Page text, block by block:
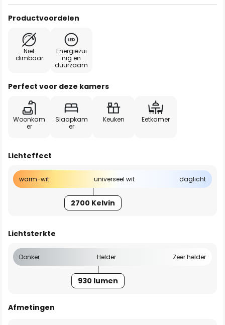
Productvoordelen
Niet
dimbaar
Energiezui
nig en
duurzaam
Perfect voor deze kamers
Woonkam
er
Slaapkam
er
Keuken Eetkamer
Lichteffect
warm-wit universeel wit daglicht
2700 Kelvin
Lichtsterkte
Donker Helder Zeer helder
930 lumen
Afmetingen